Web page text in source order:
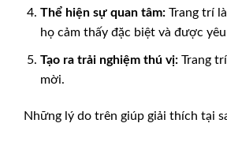
Thể hiện sự quan tâm:Trang trí
họ cảm thấy đặc biệt và được
Tạo ra trải nghiệm thú vị:Trang
mời.
Những lý do trên giúp giải thích tại